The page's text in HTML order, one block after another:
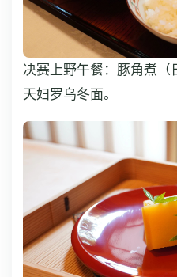
决赛上野午餐：豚角煮（
天妇罗乌冬面。